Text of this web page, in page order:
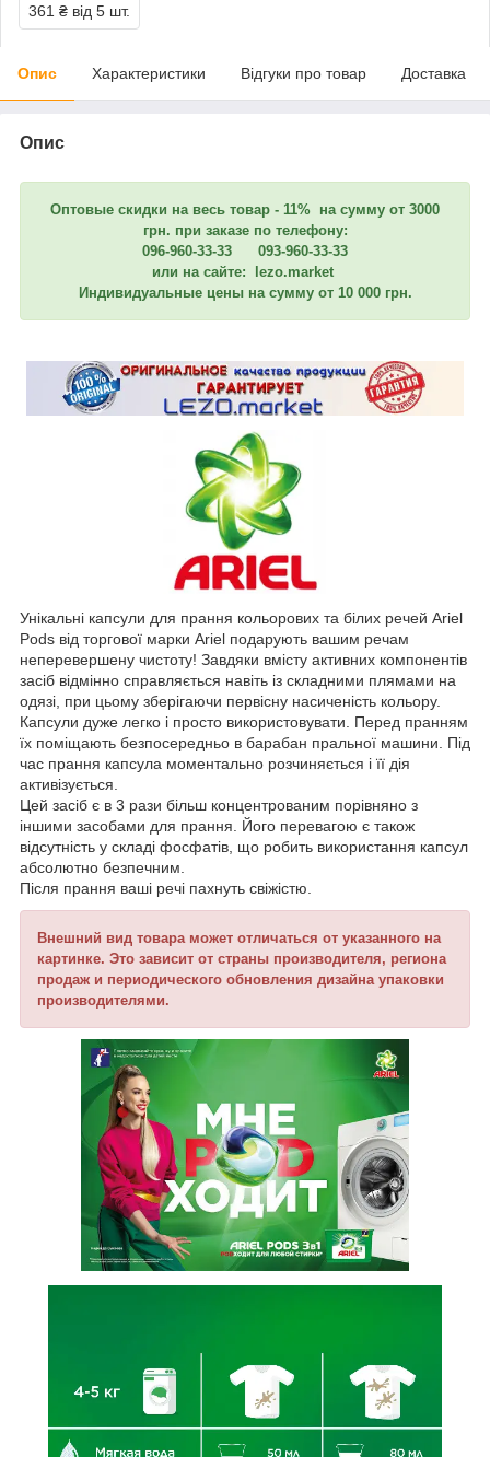
361 ₴ від 5 шт.
Опис Характеристики Відгуки про товар Доставка
Опис
Оптовые скидки на весь товар - 11% на сумму от 3000
грн. при заказе по телефону:
096-960-33-33 093-960-33-33
или на сайте: lezo.market
Индивидуальные цены на сумму от 10 000 грн.
Унікальні капсули для прання кольорових та білих речей Ariel
Pods від торгової марки Ariel подарують вашим речам
неперевершену чистоту! Завдяки вмісту активних компонентів
засіб відмінно справляється навіть із складними плямами на
одязі, при цьому зберігаючи первісну насиченість кольору.
Капсули дуже легко і просто використовувати. Перед пранням
їх поміщають безпосередньо в барабан пральної машини. Під
час прання капсула моментально розчиняється і її дія
активізується.
Цей засіб є в 3 рази більш концентрованим порівняно з
іншими засобами для прання. Його перевагою є також
відсутність у складі фосфатів, що робить використання капсул
абсолютно безпечним.
Після прання ваші речі пахнуть свіжістю.
Внешний вид товара может отличаться от указанного на
картинке. Это зависит от страны производителя, региона
продаж и периодического обновления дизайна упаковки
производителями.